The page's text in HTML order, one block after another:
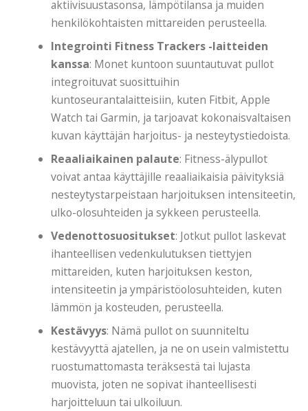
aktiivisuustasonsa, lämpötilansa ja muiden
henkilökohtaisten mittareiden perusteella.
Integrointi Fitness Trackers -laitteiden
kanssa: Monet kuntoon suuntautuvat pullot
integroituvat suosittuihin
kuntoseurantalaitteisiin, kuten Fitbit, Apple
Watch tai Garmin, ja tarjoavat kokonaisvaltaisen
kuvan käyttäjän harjoitus- ja nesteytystiedoista.
Reaaliaikainen palaute: Fitness-älypullot
voivat antaa käyttäjille reaaliaikaisia ​​​​päivityksiä
nesteytystarpeistaan ​​harjoituksen intensiteetin,
ulko-olosuhteiden ja sykkeen perusteella.
Vedenottosuositukset: Jotkut pullot laskevat
ihanteellisen vedenkulutuksen tiettyjen
mittareiden, kuten harjoituksen keston,
intensiteetin ja ympäristöolosuhteiden, kuten
lämmön ja kosteuden, perusteella.
Kestävyys: Nämä pullot on suunniteltu
kestävyyttä ajatellen, ja ne on usein valmistettu
ruostumattomasta teräksestä tai lujasta
muovista, joten ne sopivat ihanteellisesti
harjoitteluun tai ulkoiluun.